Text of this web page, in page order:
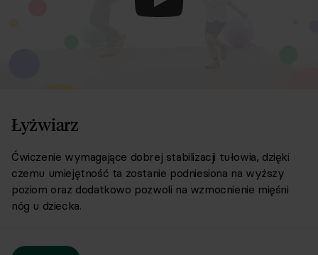
Odtwórz
Łyżwiarz
Ćwiczenie wymagające dobrej stabilizacji tułowia, dzięki
czemu umiejętność ta zostanie podniesiona na wyższy
poziom oraz dodatkowo pozwoli na wzmocnienie mięśni
nóg u dziecka.